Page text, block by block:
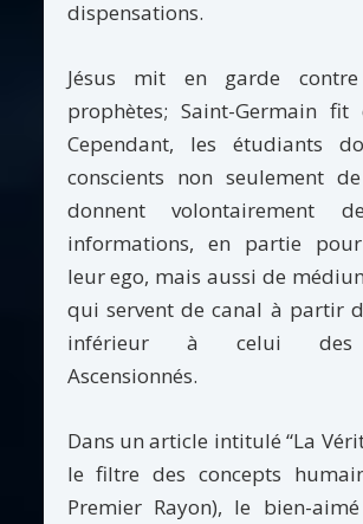
dispensations.
Jésus mit en garde
prophètes; Saint-Germain fit
Cependant, les étudiants
conscients non seulement
donnent volontairement
informations, en partie
leur ego, mais aussi de
qui servent de canal à partir
inférieur à celui des
Ascensionnés.
Dans un article intitulé “La
le filtre des concepts
Premier Rayon), le bien-